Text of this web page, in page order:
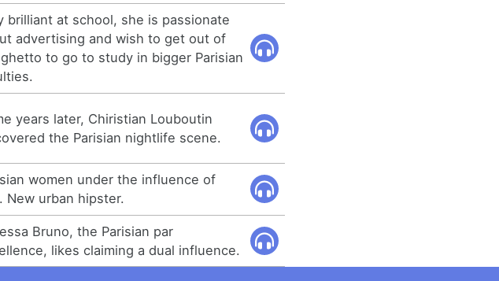
brilliant at school, she is passionate
advertising and wish to get out of
to go to study in bigger Parisian
years later, Chiristian Louboutin
the Parisian nightlife scene.
women under the influence of
New urban hipster.
Bruno, the Parisian par
likes claiming a dual influence.